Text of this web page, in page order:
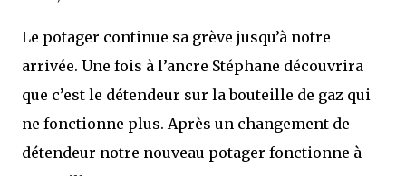
Le potager continue sa grève jusqu’à notre
arrivée. Une fois à l’ancre Stéphane découvrira
que c’est le détendeur sur la bouteille de gaz qui
ne fonctionne plus. Après un changement de
détendeur notre nouveau potager fonctionne à